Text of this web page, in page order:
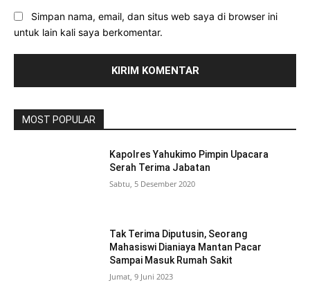
Simpan nama, email, dan situs web saya di browser ini
untuk lain kali saya berkomentar.
MOST POPULAR
Kapolres Yahukimo Pimpin Upacara
Serah Terima Jabatan
Sabtu, 5 Desember 2020
Tak Terima Diputusin, Seorang
Mahasiswi Dianiaya Mantan Pacar
Sampai Masuk Rumah Sakit
Jumat, 9 Juni 2023